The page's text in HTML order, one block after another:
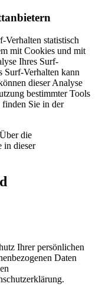
Verhalten statistisch
mit Cookies und mit
Ihres Surf-
Surf-Verhalten kann
dieser Analyse
bestimmter Tools
Sie in der
die
in dieser
Ihrer persönlichen
Daten